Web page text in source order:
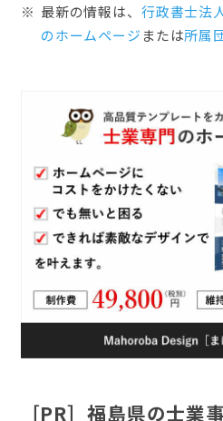
最新の情報は、 行政書士法
のホームぺージ または所属
［PR］福島県の士業